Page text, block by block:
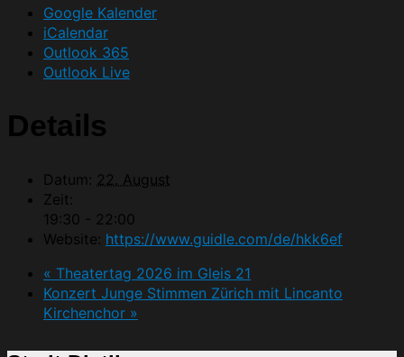
Google Kalender
iCalendar
Outlook 365
Outlook Live
Details
Datum: 22. August
Zeit:
19:30 - 22:00
Website: https://www.guidle.com/de/hkk6ef
« Theatertag 2026 im Gleis 21
Konzert Junge Stimmen Zürich mit Lincanto
Kirchenchor »